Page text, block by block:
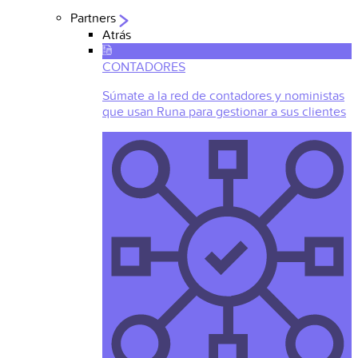
Partners
Atrás
CONTADORES
Súmate a la red de contadores y noministas
que usan Runa para gestionar a sus clientes